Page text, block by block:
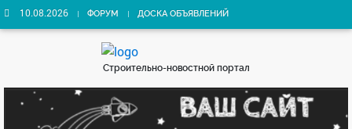
10.08.2026 ФОРУМ ДОСКА ОБЪЯВЛЕНИЙ
Строительно-новостной портал